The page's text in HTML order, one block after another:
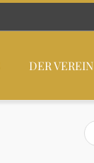
DER VEREIN